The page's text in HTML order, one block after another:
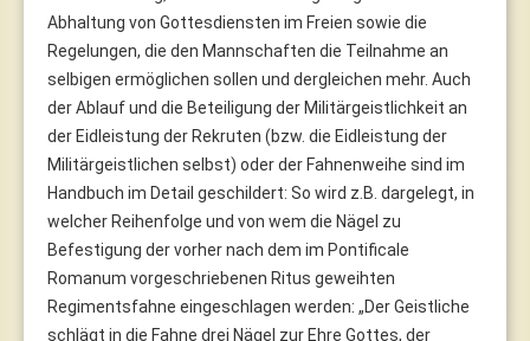
Abhaltung von Gottesdiensten im Freien sowie die
Regelungen, die den Mannschaften die Teilnahme an
selbigen ermöglichen sollen und dergleichen mehr. Auch
der Ablauf und die Beteiligung der Militärgeistlichkeit an
der Eidleistung der Rekruten (bzw. die Eidleistung der
Militärgeistlichen selbst) oder der Fahnenweihe sind im
Handbuch im Detail geschildert: So wird z.B. dargelegt, in
welcher Reihenfolge und von wem die Nägel zu
Befestigung der vorher nach dem im Pontificale
Romanum vorgeschriebenen Ritus geweihten
Regimentsfahne eingeschlagen werden: „Der Geistliche
schlägt in die Fahne drei Nägel zur Ehre Gottes, der